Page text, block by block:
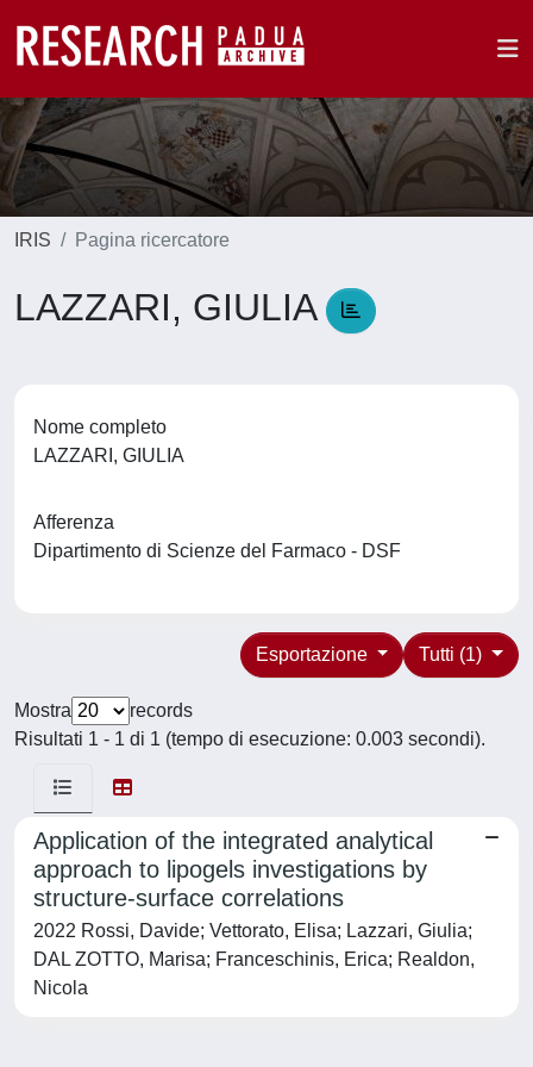
IRIS Pagina ricercatore
LAZZARI, GIULIA
Nome completo
LAZZARI, GIULIA
Afferenza
Dipartimento di Scienze del Farmaco - DSF
Tutti (1)
Esportazione
Mostra
records
Risultati 1 - 1 di 1 (tempo di esecuzione: 0.003 secondi).
Application of the integrated analytical
approach to lipogels investigations by
structure-surface correlations
2022 Rossi, Davide; Vettorato, Elisa; Lazzari, Giulia;
DAL ZOTTO, Marisa; Franceschinis, Erica; Realdon,
Nicola